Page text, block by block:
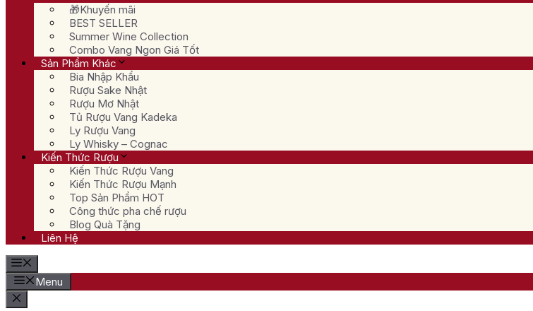
🎁Khuyến mãi
BEST SELLER
Summer Wine Collection
Combo Vang Ngon Giá Tốt
Sản Phẩm Khác
Bia Nhập Khẩu
Rượu Sake Nhật
Rượu Mơ Nhật
Tủ Rượu Vang Kadeka
Ly Rượu Vang
Ly Whisky – Cognac
Kiến Thức Rượu
Kiến Thức Rượu Vang
Kiến Thức Rượu Mạnh
Top Sản Phẩm HOT
Công thức pha chế rượu
Blog Quà Tặng
Liên Hệ
Menu